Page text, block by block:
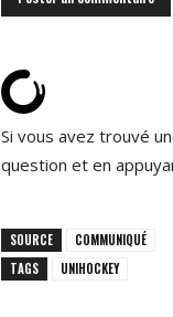
Si vous avez trouvé
question et en
SOURCE
COMMUNIQUÉ
TAGS
UNIHOCKEY